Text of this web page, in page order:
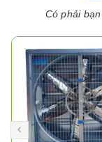
Có phải